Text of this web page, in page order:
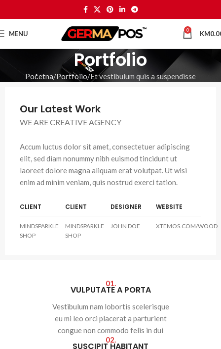
MENU 0 KM
Portfolio
Početna Portfolio Et vestibulum quis a suspendisse
Our Latest Work
WE ARE CREATIVE AGENCY
Accum luctus dolor sit amet, consectetuer adipiscing
elit, sed diam nonummy nibh euismod tincidunt ut
laoreet dolore magna aliquam erat volutpat. Ut wisi
enim ad minim veniam, quis nostrud exerci tation.
CLIENT
MINDSPARKLE
SHOP
CLIENT
MINDSPARKLE
SHOP
DESIGNER
JOHN DOE
WEBSITE
XTEMOS.COM/WOOD
01.
VULPUTATE A PORTA
Vestibulum nam lobortis scelerisque
eu mi leo orci placerat a parturient
congue non commodo felis in dui
02.
SUSCIPIT HABITANT